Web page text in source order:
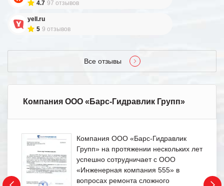
4.7 97 отзывов
yell.ru
5 9 отзывов
Все отзывы
Компания ООО «Барс-Гидравлик Групп»
Компания ООО «Барс-Гидравлик
Групп» на протяжении нескольких лет
успешно сотрудничает с ООО
«Инженерная компания 555» в
вопросах ремонта сложного